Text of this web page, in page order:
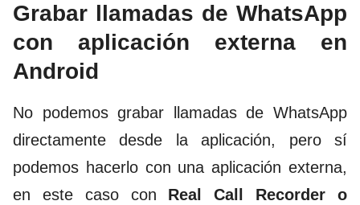
Grabar llamadas de WhatsApp
con aplicación externa en
Android
No podemos grabar llamadas de WhatsApp
directamente desde la aplicación, pero sí
podemos hacerlo con una aplicación externa,
en este caso con Real Call Recorder o